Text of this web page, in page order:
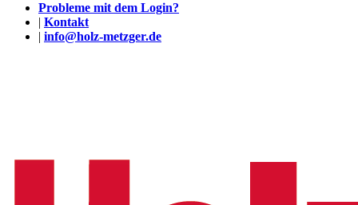
Probleme mit dem Login?
| Kontakt
| info@holz-metzger.de